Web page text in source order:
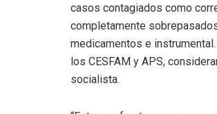
casos contagiados como
completamente
medicamentos e
los CESFAM y APS,
socialista.